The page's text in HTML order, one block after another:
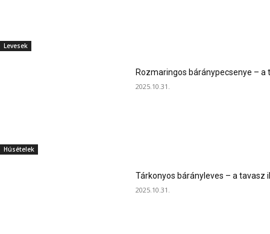
Levesek
Húsételek
Rozmaringos báránypecsenye – a
2025.10.31.
Tárkonyos bárányleves – a tavasz
2025.10.31.